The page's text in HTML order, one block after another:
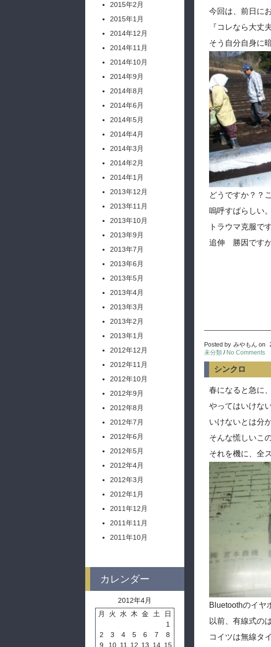
2015年2月
2015年1月
2014年12月
2014年11月
2014年10月
2014年9月
2014年8月
2014年6月
2014年5月
2014年4月
2014年3月
2014年2月
2014年1月
2013年12月
2013年11月
2013年10月
2013年9月
2013年7月
2013年6月
2013年5月
2013年4月
2013年3月
2013年2月
2013年1月
2012年12月
2012年11月
2012年10月
2012年9月
2012年8月
2012年7月
2012年6月
2012年5月
2012年4月
2012年3月
2012年1月
2011年12月
2011年11月
2011年10月
カレンダー
2012年4月
月
火 水 木 金 土 日
1
2
3 4 5 6 7
8
9
10 11 12 13 14 15
今回は、前日に
『コレなら大丈
そう自分自身に
どうですか？？
嗚呼すばらしい
トラウマ克服で
追伸 勝因ですか
Posted by みやもん on
未分類 / No Comments
シンクロ
春になると急に
やってはいけな
いけないとは分
そんな慌しいこ
それを機に、全
Bluetoothのイヤ
以前、有線式の
コイツは無線タイ